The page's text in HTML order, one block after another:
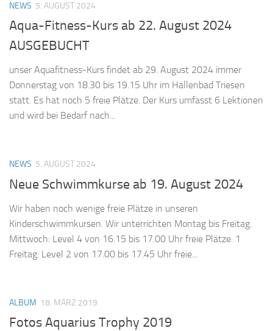
NEWS 5. AUGUST 2024
Aqua-Fitness-Kurs ab 22. August 2024
AUSGEBUCHT
unser Aquafitness-Kurs findet ab 29. August 2024 immer
Donnerstag von 18.30 bis 19.15 Uhr im Hallenbad Triesen
statt. Es hat noch 5 freie Plätze. Der Kurs umfasst 6 Lektionen
und wird bei Bedarf nach...
NEWS 5. AUGUST 2024
Neue Schwimmkurse ab 19. August 2024
Wir haben noch wenige freie Plätze in unseren
Kinderschwimmkursen. Wir unterrichten Montag bis Freitag.
Mittwoch: Level 4 von 16.15 bis 17.00 Uhr freie Plätze: 1
Freitag: Level 2 von 17.00 bis 17.45 Uhr freie...
ALBUM 18. MÄRZ 2019
Fotos Aquarius Trophy 2019